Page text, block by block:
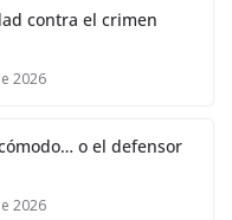
contra el crimen
2026
o el defensor
2026